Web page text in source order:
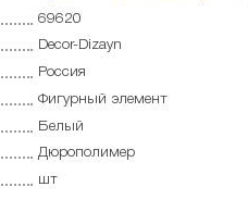
69620
Decor-Dizayn
Россия
Фигурный элемент
Белый
Дюрополимер
шт